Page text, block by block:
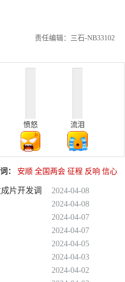
责任编辑：三石-NB33102
愤怒 流泪
： 安顺 全国两会 征程 反响 信心
片开发调
2024-04-08
2024-04-08
2024-04-07
2024-04-07
2024-04-05
2024-04-03
2024-04-02